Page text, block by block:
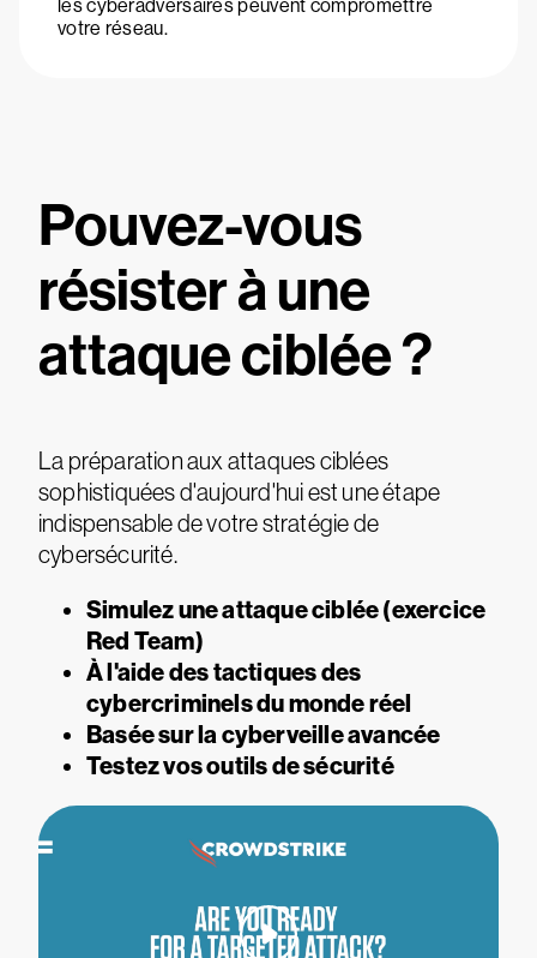
les cyberadversaires peuvent compromettre
votre réseau.
Pouvez-vous
résister à une
attaque ciblée ?
La préparation aux attaques ciblées
sophistiquées d'aujourd'hui est une étape
indispensable de votre stratégie de
cybersécurité.
Simulez une attaque ciblée (exercice
Red Team)
À l'aide des tactiques des
cybercriminels du monde réel
Basée sur la cyberveille avancée
Testez vos outils de sécurité